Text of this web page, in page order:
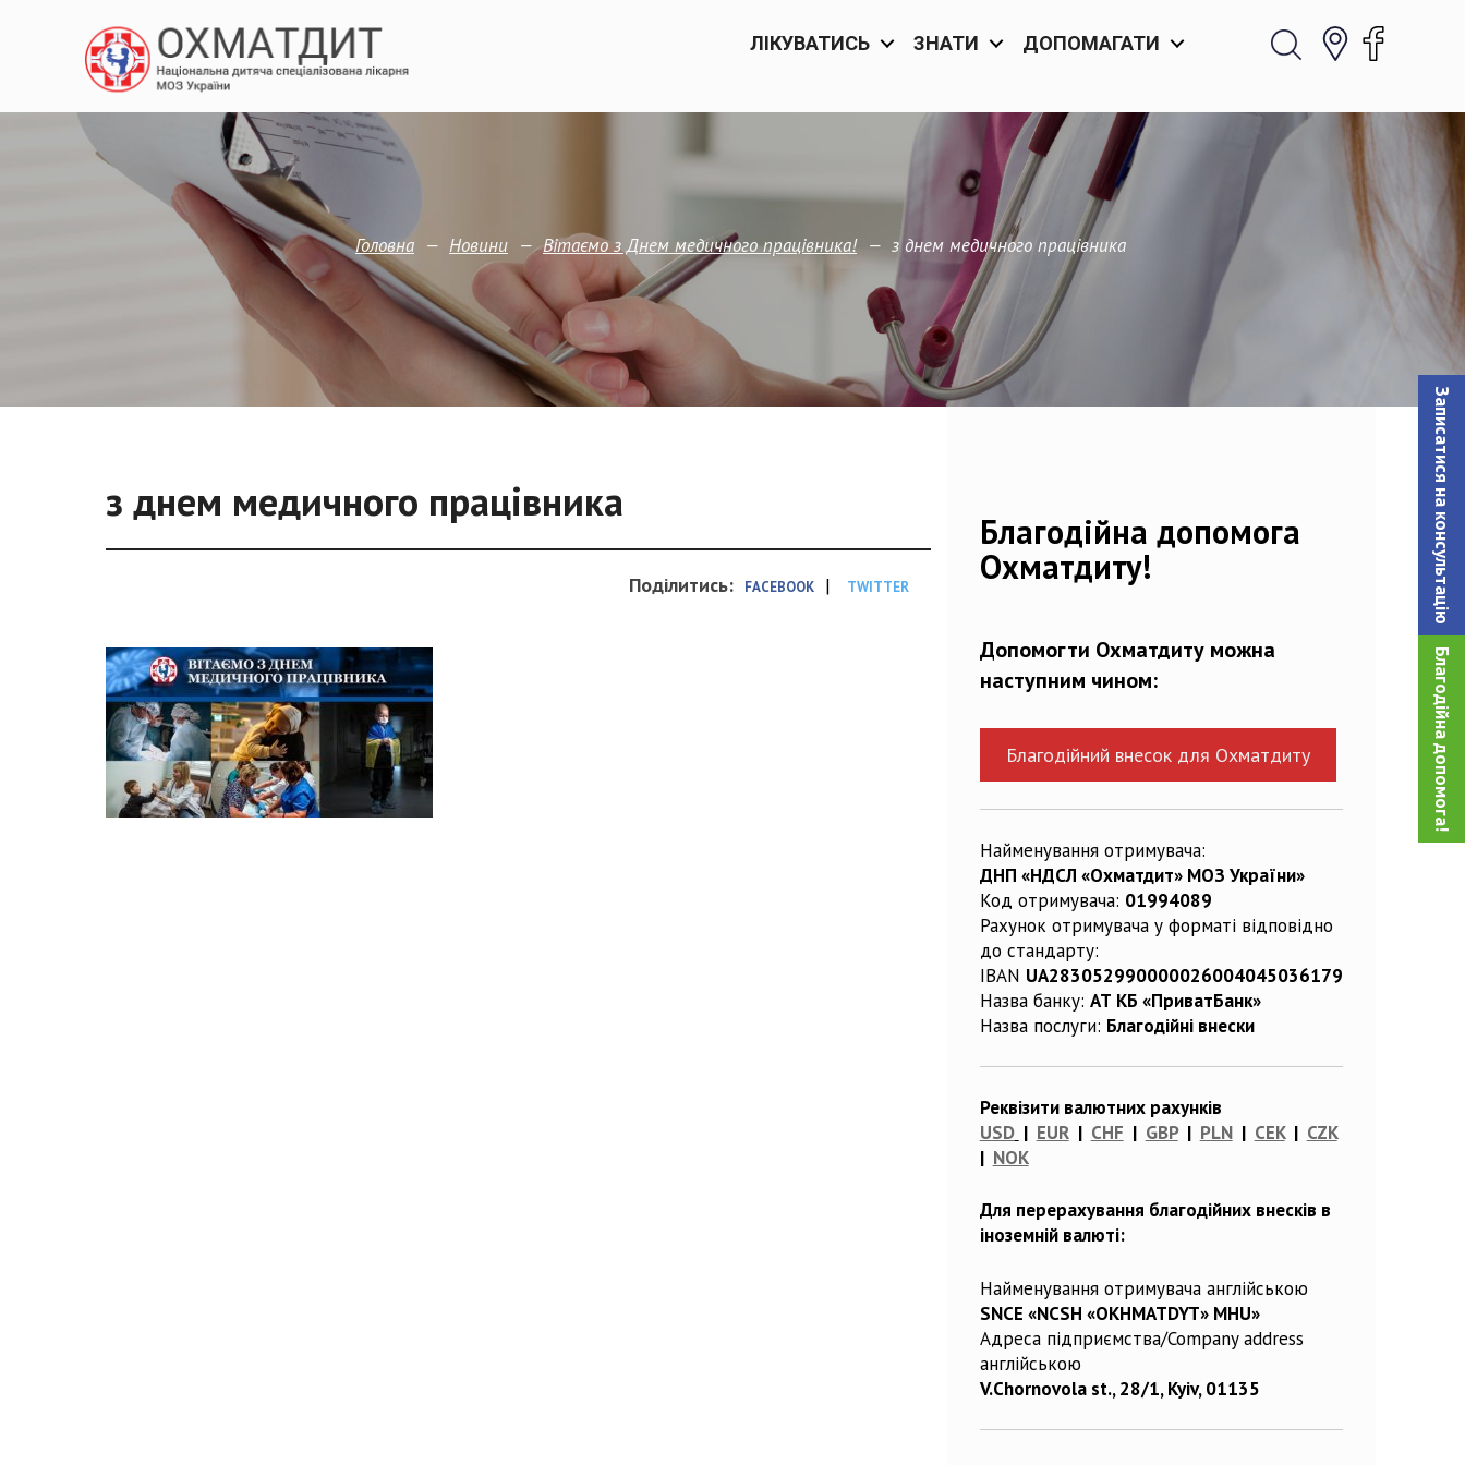
Записатися на консультацiю
Благодійна допомога!
ЛІКУВАТИСЬ ЗНАТИ ДОПОМАГАТИ
Головна — Новини — Вітаємо з Днем медичного працівника! — з днем медичного працівника
з днем медичного працівника
Поділитись: FACEBOOK | TWITTER
Благодійна допомога
Охматдиту!
Допомогти Охматдиту можна
наступним чином:
Благодійний внесок для Охматдиту
Найменування отримувача:
ДНП «НДСЛ «Охматдит» МОЗ України»
Код отримувача: 01994089
Рахунок отримувача у форматі відповідно
до стандарту:
IBAN UA283052990000026004045036179
Назва банку: АТ КБ «ПриватБанк»
Назва послуги: Благодійні внески
Реквізити валютних рахунків
USD | EUR| CHF | GBP| PLN| CEK| CZK
| NOK
Для перерахування благодійних внесків в
іноземній валюті:
Найменування отримувача англійською
SNCE «NCSH «OKHMATDYT» MHU»
Адреса підприємства/Company address
англійською
V.Chornovola st., 28/1, Kyiv, 01135